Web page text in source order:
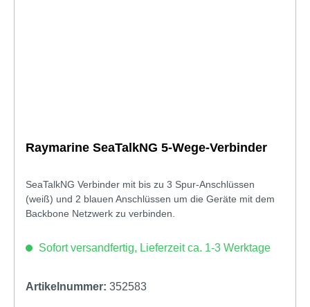
Raymarine SeaTalkNG 5-Wege-Verbinder
SeaTalkNG Verbinder mit bis zu 3 Spur-Anschlüssen
(weiß) und 2 blauen Anschlüssen um die Geräte mit dem
Backbone Netzwerk zu verbinden.
Sofort versandfertig, Lieferzeit ca. 1-3 Werktage
Artikelnummer: 352583